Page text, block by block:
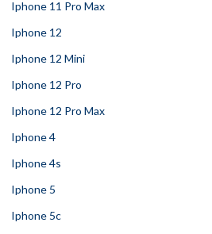
Iphone 11 Pro Max
Iphone 12
Iphone 12 Mini
Iphone 12 Pro
Iphone 12 Pro Max
Iphone 4
Iphone 4s
Iphone 5
Iphone 5c